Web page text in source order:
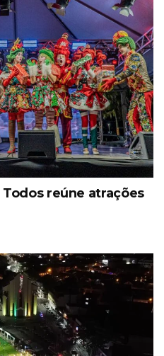
Todos reúne atrações